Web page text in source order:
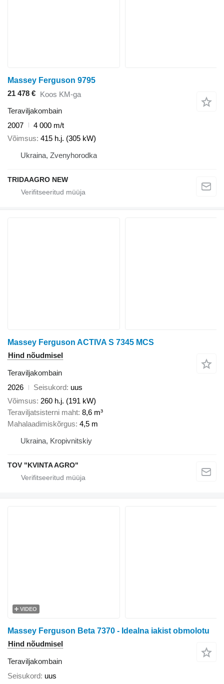
Massey Ferguson 9795
21 478 € Koos KM-ga
Teraviljakombain
2007
4 000 m/t
Võimsus 415 h.j. (305 kW)
Ukraina, Zvenyhorodka
TRIDAAGRO NEW
Massey Ferguson ACTIVA S 7345 MCS
Hind nõudmisel
Teraviljakombain
2026
Seisukord uus
Võimsus 260 h.j. (191 kW)
Teraviljatsisterni maht 8,6 m³
Mahalaadimiskõrgus 4,5 m
Ukraina, Kropivnitskiy
TOV "KVINTA AGRO"
VIDEO
Massey Ferguson Beta 7370 - Idealna iakist obmolotu
Hind nõudmisel
Teraviljakombain
Seisukord uus